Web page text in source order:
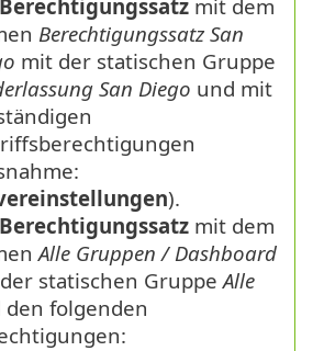
mit dem
Berechtigungssatz San
mit der statischen Gruppe
San Diego und mit
).
mit dem
Alle Gruppen / Dashboard
statischen GruppeAlle
den folgenden